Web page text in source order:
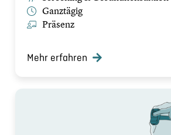
Ganztägig
Präsenz
Mehr erfahren